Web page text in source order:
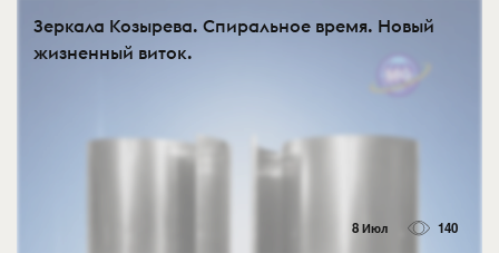
Зеркала Козырева. Спиральное время. Новый
жизненный виток.
8 Июл 140